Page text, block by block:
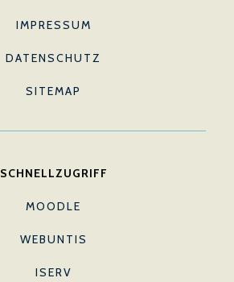
IMPRESSUM
DATENSCHUTZ
SITEMAP
SCHNELLZUGRIFF
MOODLE
WEBUNTIS
ISERV